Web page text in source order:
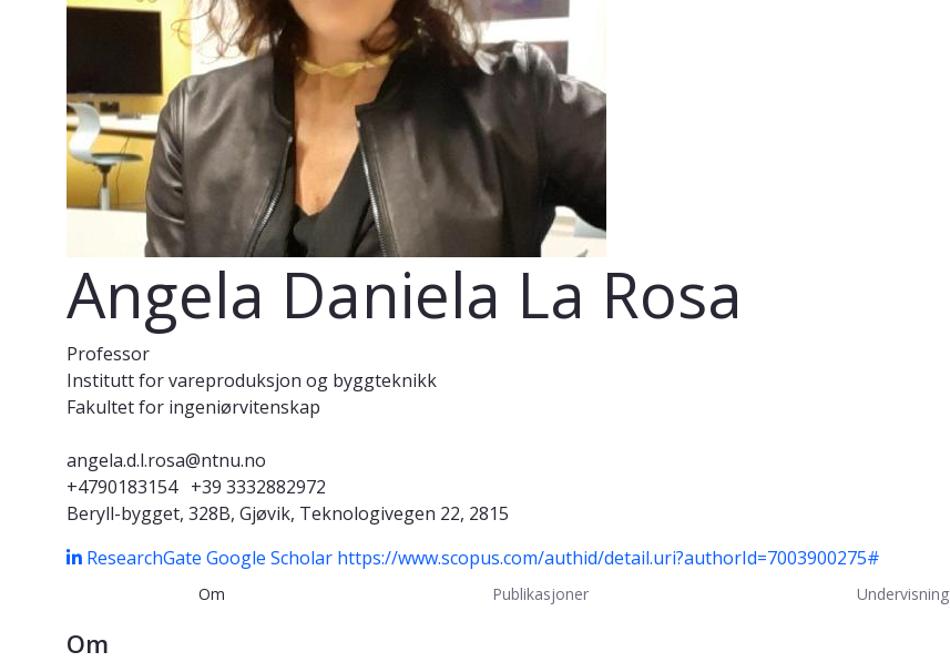
Angela Daniela La Rosa
Professor
Institutt for vareproduksjon og byggteknikk
Fakultet for ingeniørvitenskap
angela.d.l.rosa@ntnu.no
+4790183154 +39 3332882972
Beryll-bygget, 328B, Gjøvik, Teknologivegen 22, 2815
ResearchGate Google Scholar https://www.scopus.com/authid/detail.uri?authorId=7003900275#
Om Publikasjoner Undervisning
Om